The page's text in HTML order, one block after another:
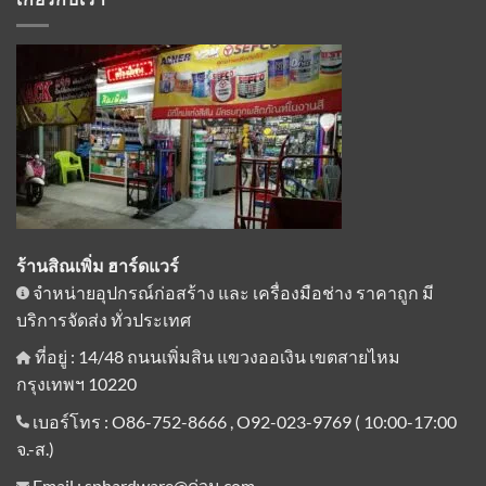
ร้านสิณเพิ่ม ฮาร์ดแวร์
จำหน่ายอุปกรณ์ก่อสร้าง และ เครื่องมือช่าง ราคาถูก มี
บริการจัดส่ง ทั่วประเทศ
ที่อยู่ : 14/48 ถนนเพิ่มสิน แขวงออเงิน เขตสายไหม
กรุงเทพฯ 10220
เบอร์โทร : O86-752-8666 , O92-023-9769 ( 10:00-17:00
จ.-ส.)